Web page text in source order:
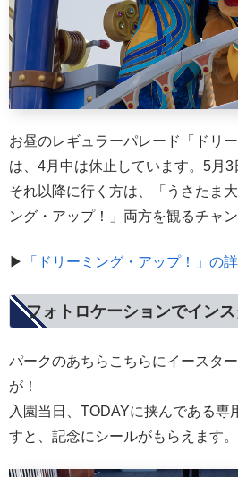
お昼のレギュラーパレード「ドリ
は、4月中は休止しています。5月3
それ以降に行く方は、「うさたま
ング・アップ！」両方を観るチャン
▶ 「ドリーミング・アップ！」の
フォトロケーションでインス
パークのあちらこちらにイースタ
が！
入園当日、TODAYに挟んである専
すと、記念にシールがもらえます。